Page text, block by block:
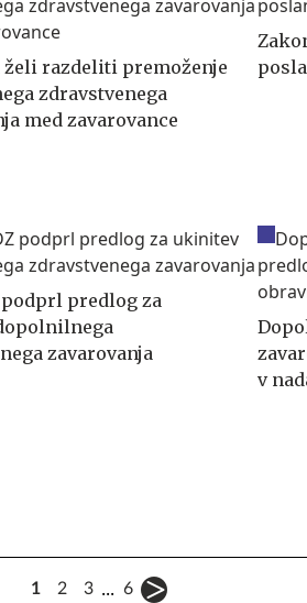
želi razdeliti premoženje
zdravstvenega
med zavarovance
podprl predlog za
zavarovanja
v
1 2 3 ... 6